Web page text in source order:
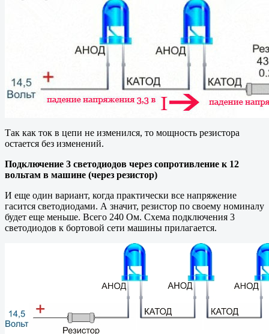
Так как ток в цепи не изменился, то мощность резистора
остается без изменений.
Подключение 3 светодиодов через сопротивление к 12
вольтам в машине (через резистор)
И еще один вариант, когда практически все напряжение
гасится светодиодами. А значит, резистор по своему номиналу
будет еще меньше. Всего 240 Ом. Схема подключения 3
светодиодов к бортовой сети машины прилагается.